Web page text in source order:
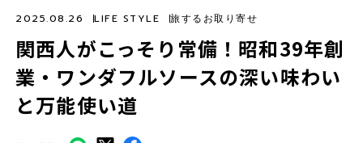
関西人がこっそり常備！昭和39年創
業・ワンダフルソースの深い味わい
と万能使い道
2025.08.26 LIFE STYLE 旅するお取り寄せ